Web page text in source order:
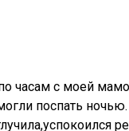
часам с моей
поспать